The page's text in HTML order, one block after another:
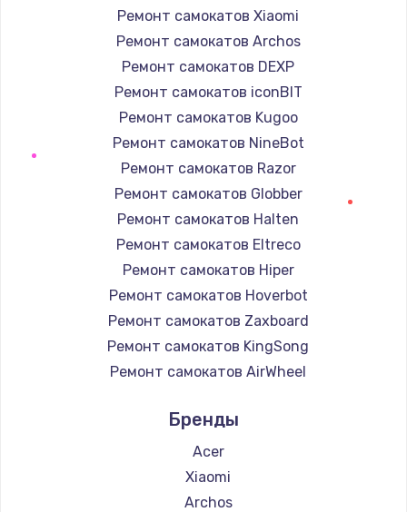
Ремонт самокатов Xiaomi
Ремонт самокатов Archos
Ремонт самокатов DEXP
Ремонт самокатов iconBIT
Ремонт самокатов Kugoo
Ремонт самокатов NineBot
Ремонт самокатов Razor
Ремонт самокатов Globber
Ремонт самокатов Halten
Ремонт самокатов Eltreco
Ремонт самокатов Hiper
Ремонт самокатов Hoverbot
Ремонт самокатов Zaxboard
Ремонт самокатов KingSong
Ремонт самокатов AirWheel
Ремонт самокатов Hunter
Ремонт самокатов Shorner
Ремонт самокатов Joyor
Ремонт самокатов Minimotors
Бренды
Acer
Xiaomi
Archos